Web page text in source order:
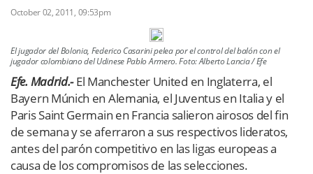
October 02, 2011, 09:53pm
El jugador del Bolonia, Federico Casarini pelea por el control del balón con el
jugador colombiano del Udinese Pablo Armero. Foto: Alberto Lancia / Efe
Efe. Madrid.-El Manchester United en Inglaterra, el
Bayern Múnich en Alemania, el Juventus en Italia y el
Paris Saint Germain en Francia salieron airosos del fin
de semana y se aferraron a sus respectivos lideratos,
antes del parón competitivo en las ligas europeas a
causa de los compromisos de las selecciones.